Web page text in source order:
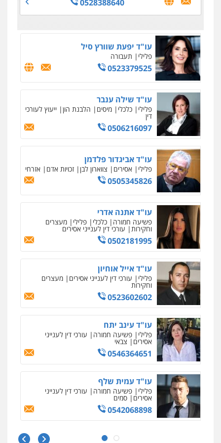
0528388640
עו"ד יפעת שוורץ סיל
פלילי תעבורה
0523379525
עו"ד שילה ענבר
פלילי כלכלי מיסים הלבנת הון ייעוץ לעורכי
דין
0506216097
עו"ד אביגדור פלדמן
פלילי אסירים צווארון לבן זכויות אדם אזרחי
0505345826
עו"ד אתנה אדרי
פשיעה חמורה כלכלי פלילי מעצרים
וחקירות עורכי דין לענייני אסירים
0502181995
עו"ד אייל אוחיון
פלילי עורכי דין לענייני אסירים מעצרים
וחקירות
0523602602
עו"ד עינב יתח
פלילי פשיעה חמורה עורכי דין לענייני
אסירים צבאי
0546364651
עו"ד עמית שלף
פלילי פשיעה חמורה עורכי דין לענייני
אסירים סמים
0542068898
עו"ד שגיא אקו